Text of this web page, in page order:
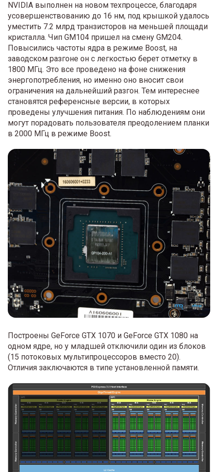
NVIDIA выполнен на новом техпроцессе, благодаря
усовершенствованию до 16 нм, под крышкой удалось
уместить 7.2 млрд транзисторов на меньшей площади
кристалла. Чип GM104 пришел на смену GM204.
Повысились частоты ядра в режиме Boost, на
заводском разгоне он с легкостью берет отметку в
1800 МГц. Это все проведено на фоне снижения
энергопотребления, но именно оно вносит свои
ограничения на дальнейший разгон. Тем интереснее
становятся референсные версии, в которых
проведены улучшения питания. По наблюдениям они
могут порадовать пользователя преодолением планки
в 2000 МГц в режиме Boost.
Построены GeForce GTX 1070 и GeForce GTX 1080 на
одном ядре, но у младшей отключили один из блоков
(15 потоковых мультипроцессоров вместо 20).
Отличия заключаются в типе установленной памяти.